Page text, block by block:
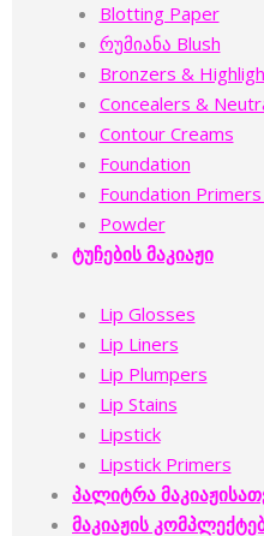
Blotting Paper
რუმიანა Blush
Bronzers &
Concealers &
Contour Creams
Foundation
Foundation Primers
Powder
ტუჩების მაკიაჟი
Lip Glosses
Lip Liners
Lip Plumpers
Lip Stains
Lipstick
Lipstick Primers
პალიტრა
მაკიაჟის